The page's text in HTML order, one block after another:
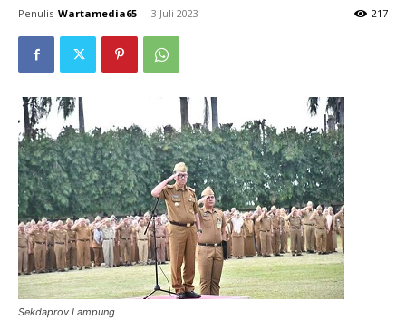
Penulis Wartamedia65 - 3 Juli 2023 217
Sekdaprov Lampung